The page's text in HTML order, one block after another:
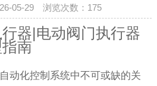
05-29 浏览次数： 175
器|电动阀门执行器
南
动化控制系统中不可或缺的关